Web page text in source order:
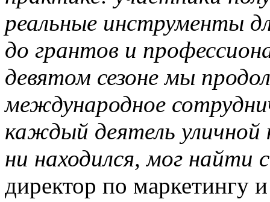
реальные инструменты
до грантов и
девятом сезоне мы
международное
каждый деятель уличной
ни находился, мог найти
директор по маркетингу